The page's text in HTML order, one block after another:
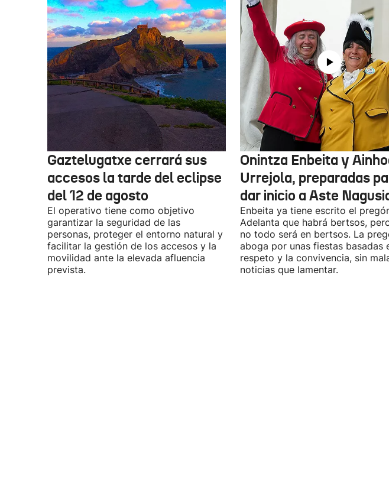
Gaztelugatxe cerrará sus
accesos la tarde del eclipse
del 12 de agosto
El operativo tiene como objetivo
garantizar la seguridad de las
personas, proteger el entorno natural y
facilitar la gestión de los accesos y la
movilidad ante la elevada afluencia
prevista.
Onintza Enbeita y
Urrejola, preparadas
dar inicio a Aste
Enbeita ya tiene escrito el
Adelanta que habrá bertsos,
no todo será en bertsos. La
aboga por unas fiestas basadas
respeto y la convivencia, sin
noticias que lamentar.